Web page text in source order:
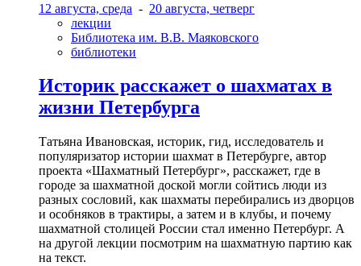
12 августа, среда - 20 августа, четверг
лекции
Библиотека им. В.В. Маяковского
библиотеки
Историк расскажет о шахматах в
жизни Петербурга
Татьяна Ивановская, историк, гид, исследователь и
популяризатор истории шахмат в Петербурге, автор
проекта «Шахматный Петербург», расскажет, где в
городе за шахматной доской могли сойтись люди из
разных сословий, как шахматы перебирались из дворцов
и особняков в трактиры, а затем и в клубы, и почему
шахматной столицей России стал именно Петербург. А
на другой лекции посмотрим на шахматную партию как
на текст.